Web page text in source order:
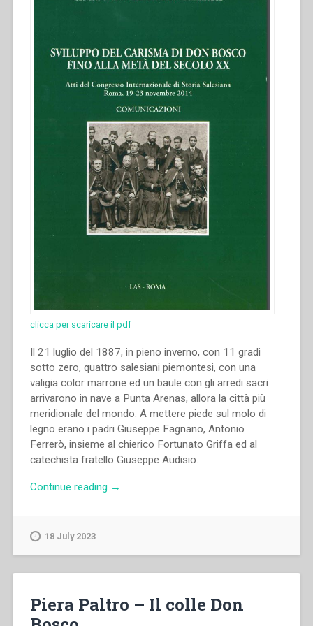
internazionale
di
Salesiana
Roma,
19-
23
novembre
2014””
clicca per scaricare il pdf
Il 21 luglio del 1887, in pieno inverno, con 11 gradi
sotto zero, quattro salesiani piemontesi, con una
valigia color marrone ed un baule con gli arredi sacri
arrivarono in nave a Punta Arenas, allora la città più
meridionale del mondo. A mettere piede sul molo di
legno erano i padri Giuseppe Fagnano, Antonio
Ferrerò, insieme al chierico Fortunato Griffa ed al
catechista fratello Giuseppe Audisio.
Continue reading “Nicola
Dawson-
→
18 July 2023
Piera Paltro – Il colle Don